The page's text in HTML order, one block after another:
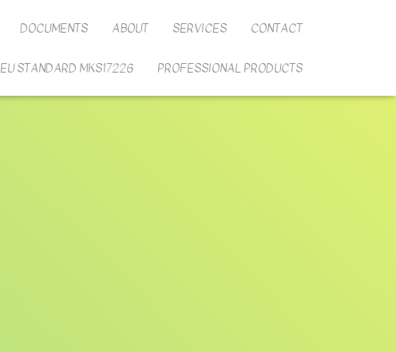
DOCUMENTS ABOUT SERVICES CONTACT
EU STANDARD MKS17226 PROFESSIONAL PRODUCTS